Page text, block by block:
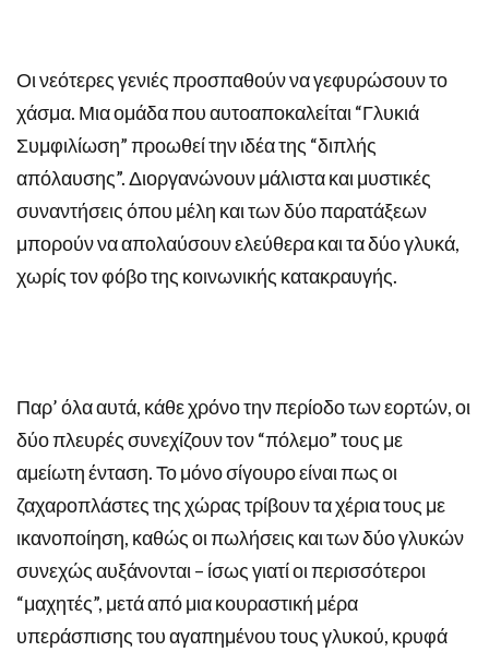
Οι νεότερες γενιές προσπαθούν να γεφυρώσουν το
χάσμα. Μια ομάδα που αυτοαποκαλείται “Γλυκιά
Συμφιλίωση” προωθεί την ιδέα της “διπλής
απόλαυσης”. Διοργανώνουν μάλιστα και μυστικές
συναντήσεις όπου μέλη και των δύο παρατάξεων
μπορούν να απολαύσουν ελεύθερα και τα δύο γλυκά,
χωρίς τον φόβο της κοινωνικής κατακραυγής.
Παρ’ όλα αυτά, κάθε χρόνο την περίοδο των εορτών, οι
δύο πλευρές συνεχίζουν τον “πόλεμο” τους με
αμείωτη ένταση. Το μόνο σίγουρο είναι πως οι
ζαχαροπλάστες της χώρας τρίβουν τα χέρια τους με
ικανοποίηση, καθώς οι πωλήσεις και των δύο γλυκών
συνεχώς αυξάνονται – ίσως γιατί οι περισσότεροι
“μαχητές”, μετά από μια κουραστική μέρα
υπεράσπισης του αγαπημένου τους γλυκού, κρυφά